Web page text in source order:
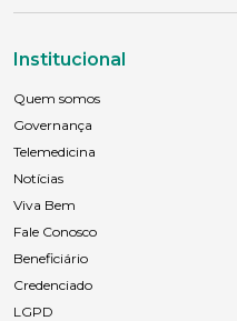
Institucional
Quem somos
Governança
Telemedicina
Notícias
Viva Bem
Fale Conosco
Beneficiário
Credenciado
LGPD
Sexo
Masculino
Área de interesse
Anexar currículo*